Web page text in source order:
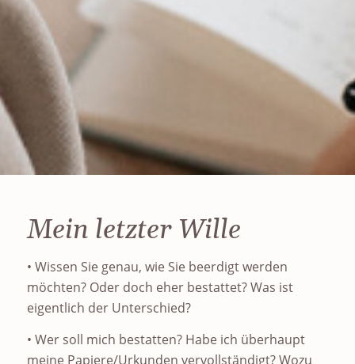
Mein letzter Wille
• Wissen Sie genau, wie Sie beerdigt werden
möchten? Oder doch eher bestattet? Was ist
eigentlich der Unterschied?
• Wer soll mich bestatten? Habe ich überhaupt
meine Papiere/Urkunden vervollständigt? Wozu